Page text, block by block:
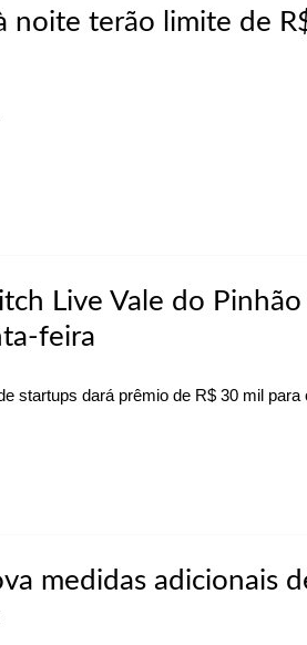
noite terão limite de
Live Vale do Pinhão
feira
startups dará prêmio de R$ 30 mil para
medidas adicionais